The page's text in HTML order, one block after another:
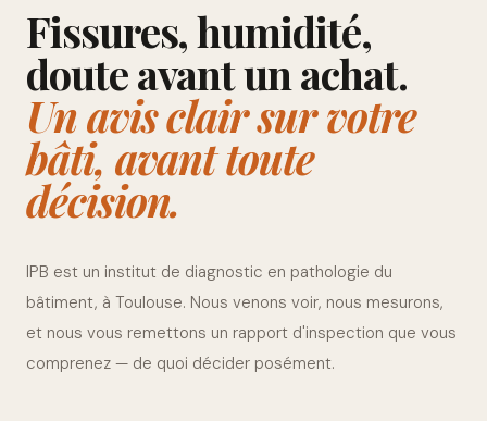
Fissures, humidité,
doute avant un achat.
Un avis clair sur votre
bâti, avant toute
décision.
IPB est un institut de diagnostic en pathologie du
bâtiment, à Toulouse. Nous venons voir, nous mesurons,
et nous vous remettons un rapport d'inspection que vous
comprenez — de quoi décider posément.